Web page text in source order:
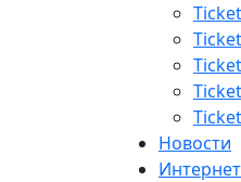
Новости